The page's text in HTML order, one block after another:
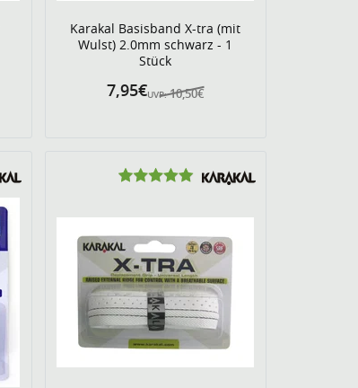
Karakal Basisband X-tra (mit
Wulst) 2.0mm schwarz - 1
Stück
UVP: 10,50€
7,95€